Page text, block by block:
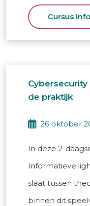
Cursus
de praktijk
26 oktober
In deze 2-
slaat tussen
binnen dit